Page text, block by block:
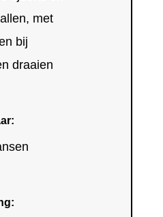
met
bij
draaien